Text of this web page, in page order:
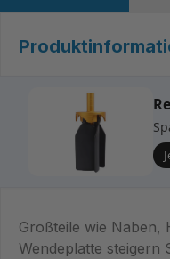
Großteile wie Naben,
Wendeplatte steigern